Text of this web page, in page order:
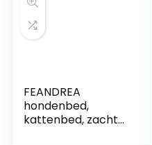
FEANDREA
hondenbed,
kattenbed, zacht